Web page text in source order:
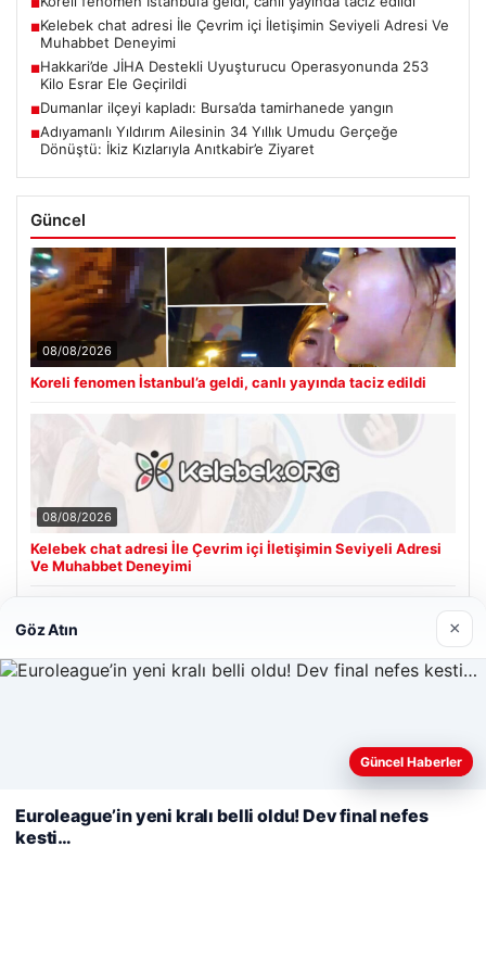
■
■Kelebek chat adresi İle Çevrim içi İletişimin Seviyeli Adresi Ve
Muhabbet Deneyimi
■Hakkari’de JİHA Destekli Uyuşturucu Operasyonunda 253
Kilo Esrar Ele Geçirildi
■Dumanlar ilçeyi kapladı: Bursa’da tamirhanede yangın
■Adıyamanlı Yıldırım Ailesinin 34 Yıllık Umudu Gerçeğe
Dönüştü: İkiz Kızlarıyla Anıtkabir’e Ziyaret
Güncel
08/08/2026
Koreli fenomen İstanbul’a geldi, canlı yayında taciz edildi
08/08/2026
Kelebek chat adresi İle Çevrim içi İletişimin Seviyeli Adresi
Ve Muhabbet Deneyimi
Web sitemizi nasıl kullandığınızı daha iyi anlayabilmek,
kullanıyoruz.
Çerez Politikamız
Reddet
Göz Atın ×
Güncel Haberler
Euroleague’in yeni kralı belli oldu! Dev final nefes
kesti…